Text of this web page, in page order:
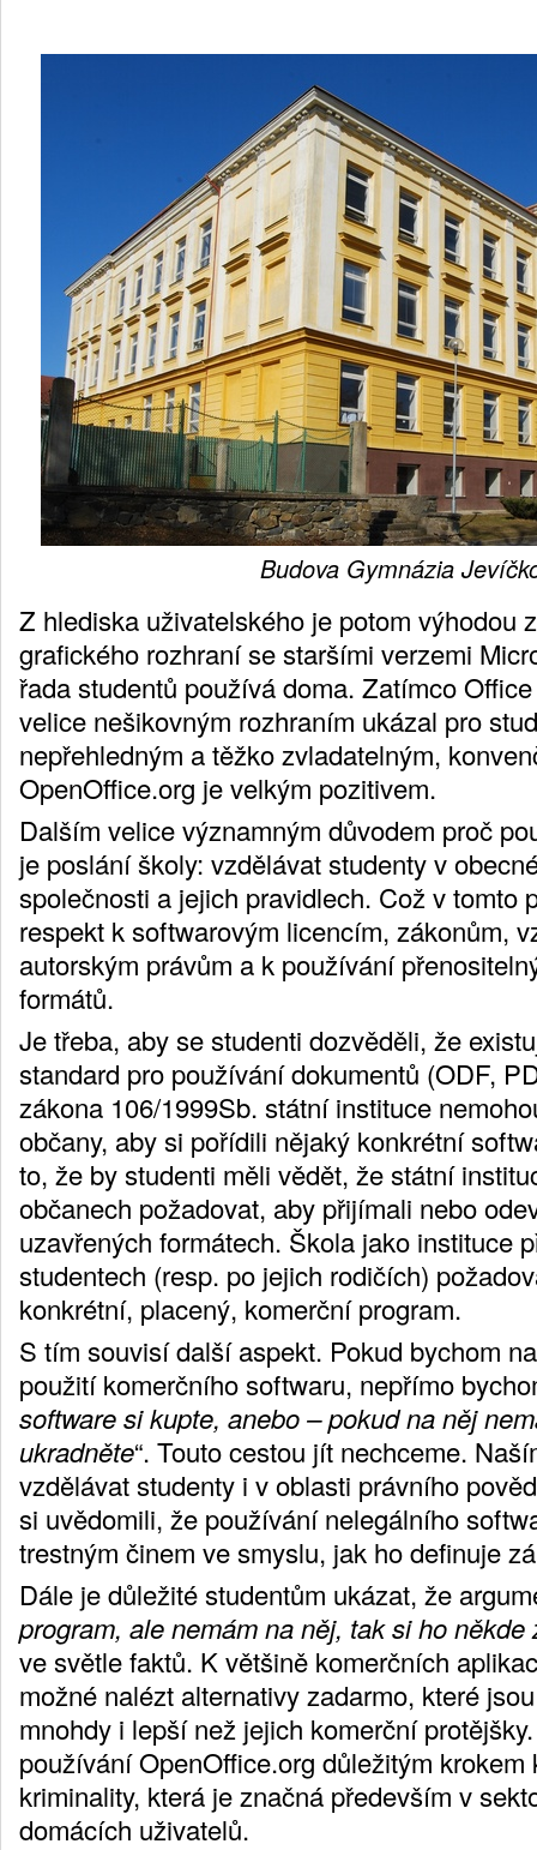
Budova Gymnázia
Z hlediska uživatelského je potom výhodou
grafického rozhraní se staršími verzemi
řada studentů používá doma. Zatímco
velice nešikovným rozhraním ukázal pro
nepřehledným a těžko zvladatelným,
OpenOffice.org je velkým pozitivem.
Dalším velice významným důvodem proč
je poslání školy: vzdělávat studenty v
společnosti a jejich pravidlech. Což v tomto
respekt k softwarovým licencím, zákonům,
autorským právům a k používání
formátů.
Je třeba, aby se studenti dozvěděli, že
standard pro používání dokumentů (ODF,
zákona 106/1999Sb. státní instituce
občany, aby si pořídili nějaký konkrétní
to, že by studenti měli vědět, že státní
občanech požadovat, aby přijímali nebo
uzavřených formátech. Škola jako instituce
studentech (resp. po jejich rodičích)
konkrétní, placený, komerční program.
S tím souvisí další aspekt. Pokud bychom
použití komerčního softwaru, nepřímo
software si kupte, anebo – pokud na něj
ukradněte“. Touto cestou jít nechceme.
vzdělávat studenty i v oblasti právního
si uvědomili, že používání nelegálního
trestným činem ve smyslu, jak ho definuje
Dále je důležité studentům ukázat, že
program, ale nemám na něj, tak si ho někde
ve světle faktů. K většině komerčních
možné nalézt alternativy zadarmo, které
mnohdy i lepší než jejich komerční
používání OpenOffice.org důležitým
kriminality, která je značná především v
domácích uživatelů.